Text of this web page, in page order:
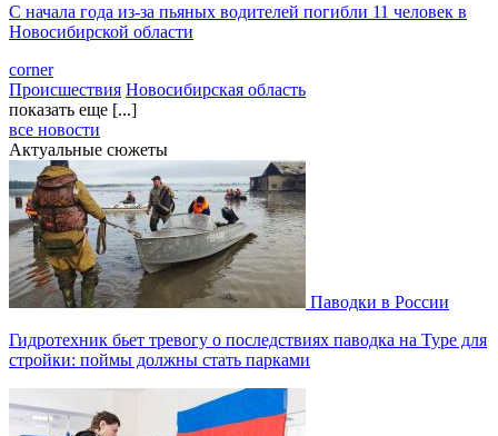
С начала года из‑за пьяных водителей погибли 11 человек в
Новосибирской области
corner
Происшествия Новосибирская область
показать еще [...]
все новости
Актуальные сюжеты
Паводки в России
Гидротехник бьет тревогу о последствиях паводка на Туре для
стройки: поймы должны стать парками